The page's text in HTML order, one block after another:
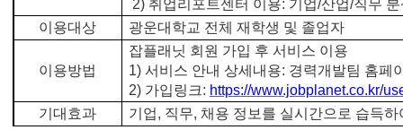
2) 취업리포트센터 이용: 기업/산업/직무
이용대상
광운대학교 전체 재학생 및 졸업자
이용방법
잡플래닛 회원 가입 후 서비스 이용
1) 서비스 안내 상세내용: 경력개발팀 홈페
2) 가입링크: https://www.jobplanet.co.kr/
기대효과
기업, 직무, 채용 정보를 실시간으로 습득